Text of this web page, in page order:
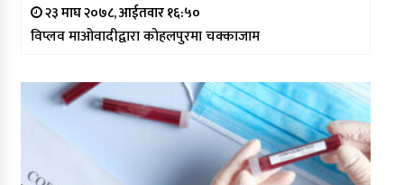
२३ माघ २०७८, आईतवार १६:५०
विप्लव माओवादीद्वारा कोहलपुरमा चक्काजाम